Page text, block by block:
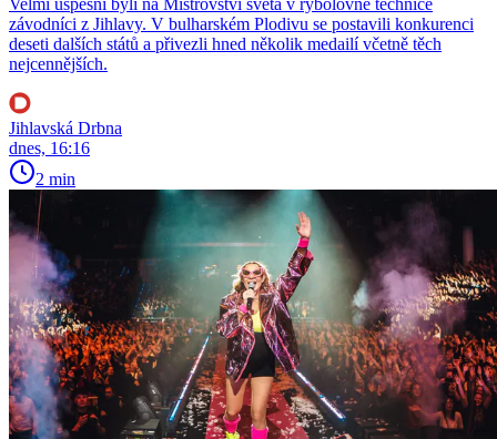
Velmi úspěšní byli na Mistrovství světa v rybolovné technice
závodníci z Jihlavy. V bulharském Plodivu se postavili konkurenci
deseti dalších států a přivezli hned několik medailí včetně těch
nejcennějších.
Jihlavská Drbna
dnes, 16:16
2 min